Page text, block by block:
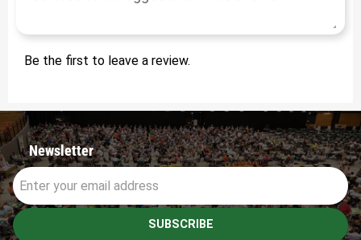
Be the first to leave a review.
Newsletter
SUBSCRIBE